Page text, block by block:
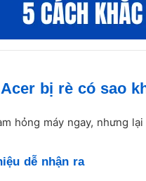
bị rè có sao
hỏng máy ngay, nhưng
dễ nhận ra